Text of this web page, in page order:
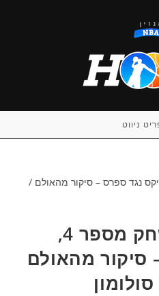
ניווט
גמר ה-NBA, משחק מספר 4,
סיקור מהאולם